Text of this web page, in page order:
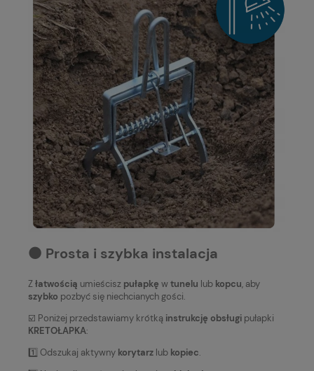
⚫️ Prosta i szybka instalacja
Złatwością umieścisz pułapkę wtunelu lub kopcu, aby
szybko pozbyć się niechcianych gości.
☑️ Poniżej przedstawiamy krótką instrukcję obsługi pułapki
KRETOŁAPKA:
1️⃣ Odszukaj aktywny korytarz lub kopiec.